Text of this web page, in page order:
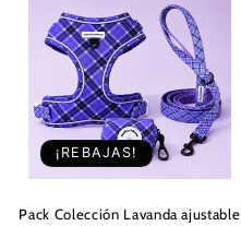
n
¡REBAJAS!
Pack Colección Lavanda ajustable